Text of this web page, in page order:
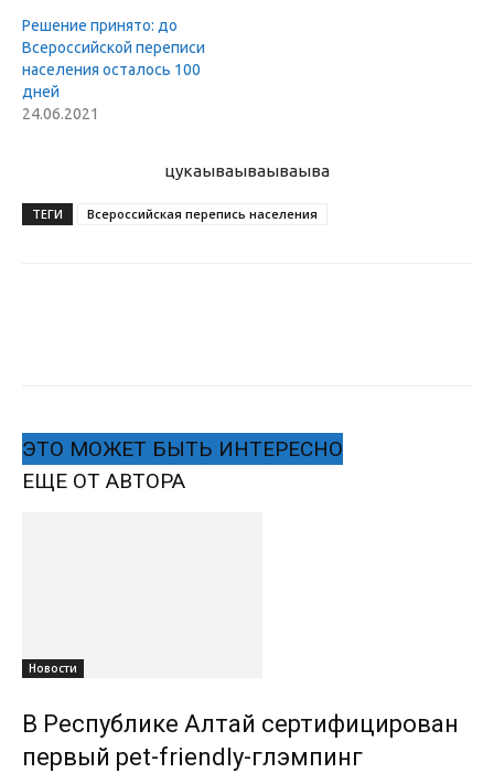
Решение принято: до
Всероссийской переписи
населения осталось 100
дней
24.06.2021
цукаываываываыва
ТЕГИ Всероссийская перепись населения
ЭТО МОЖЕТ БЫТЬ ИНТЕРЕСНО
ЕЩЕ ОТ АВТОРА
Новости
В Республике Алтай сертифицирован
первый pet-friendly-глэмпинг